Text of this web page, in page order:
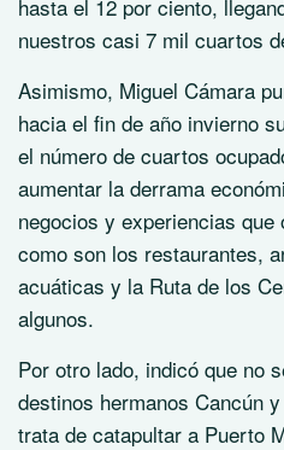
hasta el 12 por ciento,
nuestros casi 7 mil cuartos
Asimismo, Miguel Cámara
hacia el fin de año invierno
el número de cuartos
aumentar la derrama
negocios y experiencias
como son los restaurantes,
acuáticas y la Ruta de los
algunos.
Por otro lado, indicó que no
destinos hermanos Cancún
trata de catapultar a Puerto